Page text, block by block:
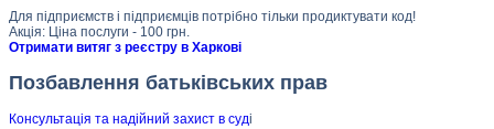
Для підприємств і підприємців потрібно тільки продиктувати код!
Акція: Ціна послуги - 100 грн.
Отримати витяг з реєстру в Харкові
Позбавлення батьківських прав
Консультація та надійний захист в суді